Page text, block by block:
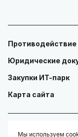
Противодействие
Юридические
Закупки ИТ-парк
Карта сайта
Мы используем